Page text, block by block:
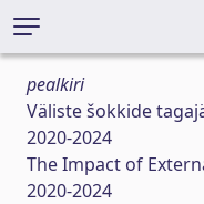
pealkiri
Väliste šokkide
2020-2024
The Impact of
2020-2024